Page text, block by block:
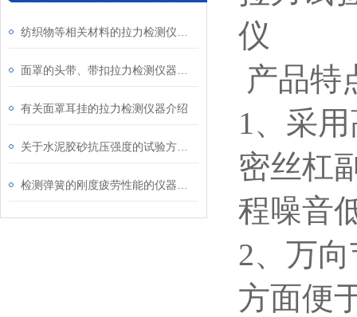
有关面罩耳挂的拉力检测仪器介绍
产品特
1、采
密丝杠
程噪音
2、万
方面便